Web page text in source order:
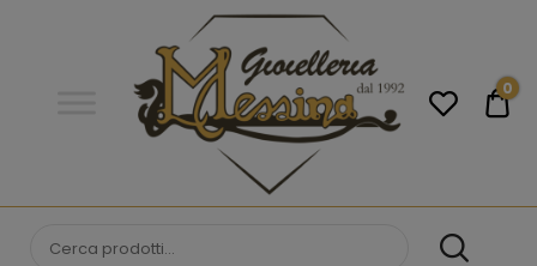
donna. Acquista online i migliori
0